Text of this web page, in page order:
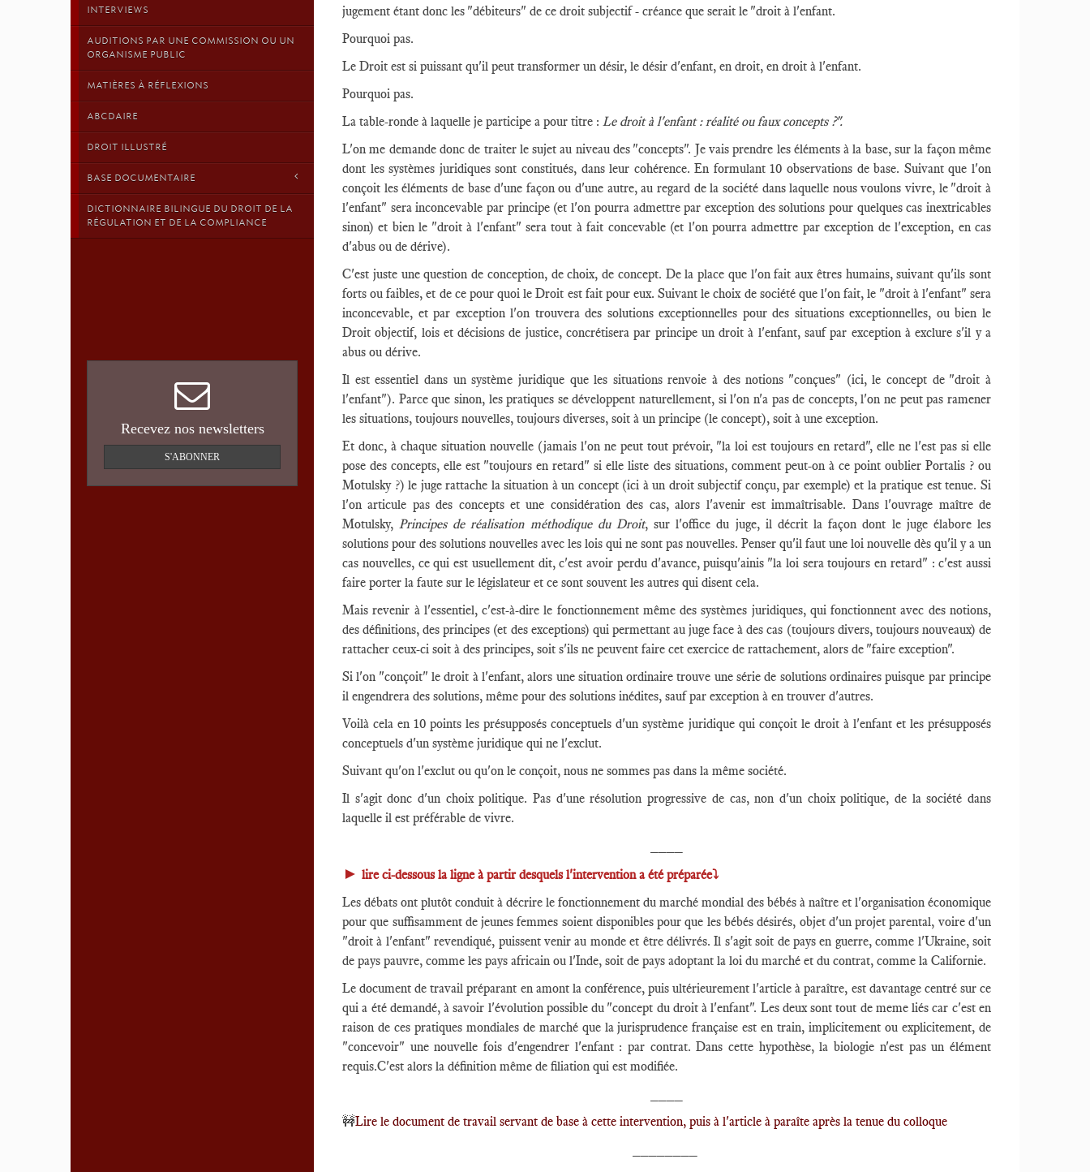
INTERVIEWS
AUDITIONS PAR UNE COMMISSION OU UN
ORGANISME PUBLIC
MATIÈRES À RÉFLEXIONS
ABCDAIRE
DROIT ILLUSTRÉ
BASE DOCUMENTAIRE
DICTIONNAIRE BILINGUE DU DROIT DE LA
RÉGULATION ET DE LA COMPLIANCE
Recevez nos newsletters
S'ABONNER
jugement étant donc les "débiteurs" de ce droit subjectif - créance que serait le "droit à l'enfant.
Pourquoi pas.
Le Droit est si puissant qu'il peut transformer un désir, le désir d'enfant, en droit, en droit à l'enfant.
Pourquoi pas.
La table-ronde à laquelle je participe a pour titre : Le droit à l'enfant : réalité ou faux concepts ?".
L'on me demande donc de traiter le sujet au niveau des "concepts". Je vais prendre les éléments à la base, sur la façon même
dont les systèmes juridiques sont constitués, dans leur cohérence. En formulant 10 observations de base. Suivant que l'on
conçoit les éléments de base d'une façon ou d'une autre, au regard de la société dans laquelle nous voulons vivre, le "droit à
l'enfant" sera inconcevable par principe (et l'on pourra admettre par exception des solutions pour quelques cas inextricables
sinon) et bien le "droit à l'enfant" sera tout à fait concevable (et l'on pourra admettre par exception de l'exception, en cas
d'abus ou de dérive).
C'est juste une question de conception, de choix, de concept. De la place que l'on fait aux êtres humains, suivant qu'ils sont
forts ou faibles, et de ce pour quoi le Droit est fait pour eux. Suivant le choix de société que l'on fait, le "droit à l'enfant" sera
inconcevable, et par exception l'on trouvera des solutions exceptionnelles pour des situations exceptionnelles, ou bien le
Droit objectif, lois et décisions de justice, concrétisera par principe un droit à l'enfant, sauf par exception à exclure s'il y a
abus ou dérive.
Il est essentiel dans un système juridique que les situations renvoie à des notions "conçues" (ici, le concept de "droit à
l'enfant"). Parce que sinon, les pratiques se développent naturellement, si l'on n'a pas de concepts, l'on ne peut pas ramener
les situations, toujours nouvelles, toujours diverses, soit à un principe (le concept), soit à une exception.
Et donc, à chaque situation nouvelle (jamais l'on ne peut tout prévoir, "la loi est toujours en retard", elle ne l'est pas si elle
pose des concepts, elle est "toujours en retard" si elle liste des situations, comment peut-on à ce point oublier Portalis ? ou
Motulsky ?) le juge rattache la situation à un concept (ici à un droit subjectif conçu, par exemple) et la pratique est tenue. Si
l'on articule pas des concepts et une considération des cas, alors l'avenir est immaîtrisable. Dans l'ouvrage maître de
Motulsky,Principes de réalisation méthodique du Droit, sur l'office du juge, il décrit la façon dont le juge élabore les
solutions pour des solutions nouvelles avec les lois qui ne sont pas nouvelles. Penser qu'il faut une loi nouvelle dès qu'il y a un
cas nouvelles, ce qui est usuellement dit, c'est avoir perdu d'avance, puisqu'ainis "la loi sera toujours en retard" : c'est aussi
faire porter la faute sur le législateur et ce sont souvent les autres qui disent cela.
Mais revenir à l'essentiel, c'est-à-dire le fonctionnement même des systèmes juridiques, qui fonctionnent avec des notions,
des définitions, des principes (et des exceptions) qui permettant au juge face à des cas (toujours divers, toujours nouveaux) de
rattacher ceux-ci soit à des principes, soit s'ils ne peuvent faire cet exercice de rattachement, alors de "faire exception".
Si l'on "conçoit" le droit à l'enfant, alors une situation ordinaire trouve une série de solutions ordinaires puisque par principe
il engendrera des solutions, même pour des solutions inédites, sauf par exception à en trouver d'autres.
Voilà cela en 10 points les présupposés conceptuels d'un système juridique qui conçoit le droit à l'enfant et les présupposés
conceptuels d'un système juridique qui ne l'exclut.
Suivant qu'on l'exclut ou qu'on le conçoit, nous ne sommes pas dans la même société.
Il s'agit donc d'un choix politique. Pas d'une résolution progressive de cas, non d'un choix politique, de la société dans
laquelle il est préférable de vivre.
► lire ci-dessous la ligne à partir desquels l'intervention a été préparée⤵
Les débats ont plutôt conduit à décrire le fonctionnement du marché mondial des bébés à naître et l'organisation économique
pour que suffisamment de jeunes femmes soient disponibles pour que les bébés désirés, objet d'un projet parental, voire d'un
"droit à l'enfant" revendiqué, puissent venir au monde et être délivrés. Il s'agit soit de pays en guerre, comme l'Ukraine, soit
de pays pauvre, comme les pays africain ou l'Inde, soit de pays adoptant la loi du marché et du contrat, comme la Californie.
Le document de travail préparant en amont la conférence, puis ultérieurement l'article à paraître, est davantage centré sur ce
qui a été demandé, à savoir l'évolution possible du "concept du droit à l'enfant". Les deux sont tout de meme liés car c'est en
raison de ces pratiques mondiales de marché que la jurisprudence française est en train, implicitement ou explicitement, de
"concevoir" une nouvelle fois d'engendrer l'enfant : par contrat. Dans cette hypothèse, la biologie n'est pas un élément
requis.C'est alors la définition même de filiation qui est modifiée.
🚧Lire le document de travail servant de base à cette intervention, puis à l'article à paraîte après la tenue du colloque